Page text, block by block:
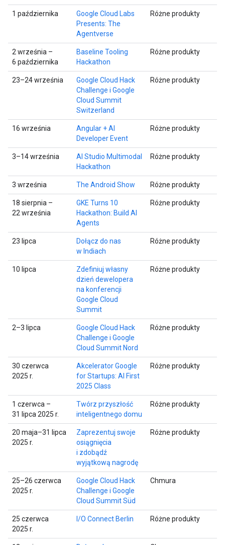
1 października
Google Cloud Labs
Presents: The
Agentverse
Różne produkty
2 września –
6 października
Baseline Tooling
Hackathon
Różne produkty
23–24 września
Google Cloud Hack
Challenge i Google
Cloud Summit
Switzerland
Różne produkty
16 września
Angular + AI
Developer Event
Różne produkty
3–14 września
AI Studio Multimodal
Hackathon
Różne produkty
3 września The Android Show Różne produkty
18 sierpnia –
22 września
GKE Turns 10
Hackathon: Build AI
Agents
Różne produkty
23 lipca
Dołącz do nas
w Indiach
Różne produkty
10 lipca
Zdefiniuj własny
dzień dewelopera
na konferencji
Google Cloud
Summit
Różne produkty
2–3 lipca
Google Cloud Hack
Challenge i Google
Cloud Summit Nord
Różne produkty
30 czerwca
2025 r.
Akcelerator Google
for Startups: AI First
2025 Class
Różne produkty
1 czerwca –
31 lipca 2025 r.
Twórz przyszłość
inteligentnego domu
Różne produkty
20 maja–31 lipca
2025 r.
Zaprezentuj swoje
osiągnięcia
i zdobądź
wyjątkową nagrodę
Różne produkty
25–26 czerwca
2025 r.
Google Cloud Hack
Challenge i Google
Cloud Summit Süd
Chmura
25 czerwca
2025 r.
I/O Connect Berlin Różne produkty